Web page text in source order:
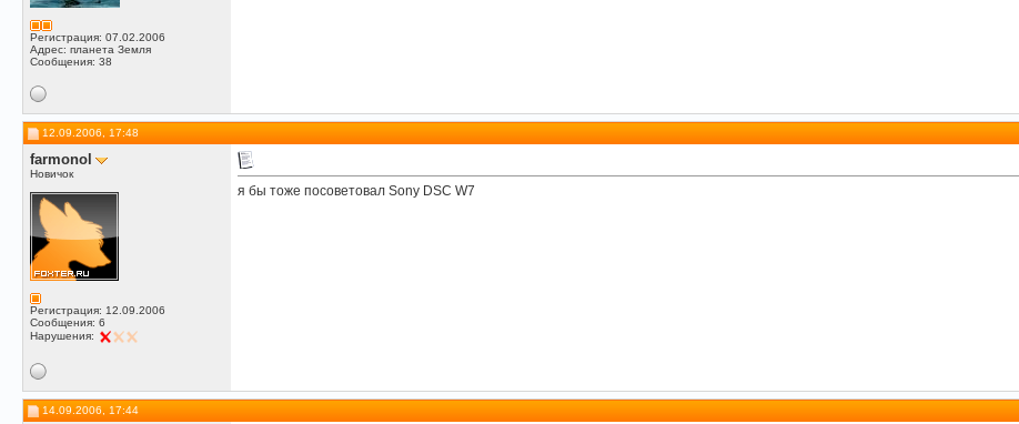
Регистрация: 07.02.2006
Адрес: планета Земля
Сообщения: 38
12.09.2006, 17:48
farmonol
Новичок
Регистрация: 12.09.2006
Сообщения: 6
Нарушения:
я бы тоже посоветовал Sony DSC W7
14.09.2006, 17:44